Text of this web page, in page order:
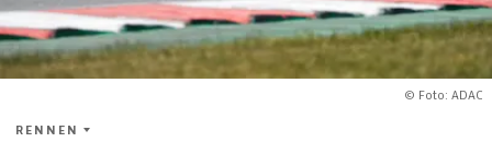
© Foto: ADAC
RENNEN